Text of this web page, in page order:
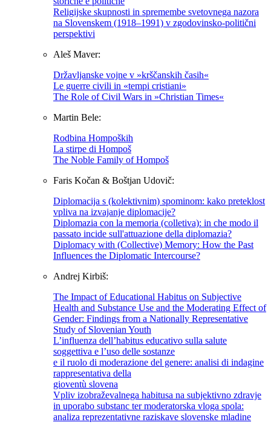
Religijske skupnosti in spremembe svetovnega nazora
na Slovenskem (1918–1991) v zgodovinsko-politični
perspektivi
Aleš Maver:
Državljanske vojne v »krščanskih časih«
Le guerre civili in «tempi cristiani»
The Role of Civil Wars in »Christian Times«
Martin Bele:
Rodbina Hompoških
La stirpe di Hompoš
The Noble Family of Hompoš
Faris Kočan & Boštjan Udovič:
Diplomacija s (kolektivnim) spominom: kako preteklost
vpliva na izvajanje diplomacije?
Diplomazia con la memoria (colletiva): in che modo il
passato incide sull'attuazione della diplomazia?
Diplomacy with (Collective) Memory: How the Past
Influences the Diplomatic Intercourse?
Andrej Kirbiš:
The Impact of Educational Habitus on Subjective
Health and Substance Use and the Moderating Effect of
Gender: Findings from a Nationally Representative
Study of Slovenian Youth
L’influenza dell’habitus educativo sulla salute
soggettiva e l’uso delle sostanze
e il ruolo di moderazione del genere: analisi di indagine
rappresentativa della
gioventù slovena
Vpliv izobraževalnega habitusa na subjektivno zdravje
in uporabo substanc ter moderatorska vloga spola:
analiza reprezentativne raziskave slovenske mladine